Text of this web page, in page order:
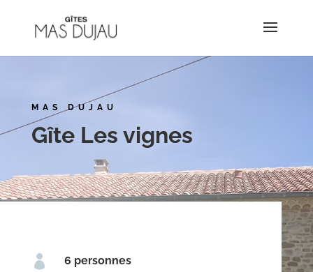
MAS DUJAU
Gîte Les vignes
 6 personnes